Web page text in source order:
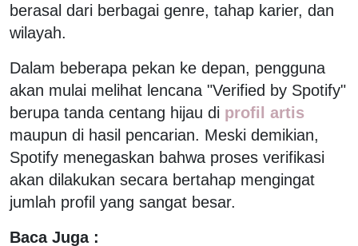
berasal dari berbagai genre, tahap karier, dan
wilayah.
Dalam beberapa pekan ke depan, pengguna
akan mulai melihat lencana "Verified by Spotify"
berupa tanda centang hijau di profil artis
maupun di hasil pencarian. Meski demikian,
Spotify menegaskan bahwa proses verifikasi
akan dilakukan secara bertahap mengingat
jumlah profil yang sangat besar.
Baca Juga :